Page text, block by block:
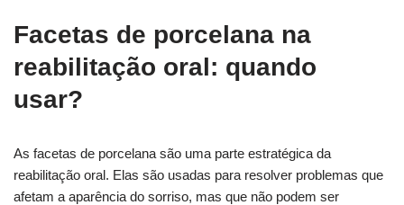
Facetas de porcelana na
reabilitação oral: quando
usar?
As facetas de porcelana são uma parte estratégica da
reabilitação oral. Elas são usadas para resolver problemas que
afetam a aparência do sorriso, mas que não podem ser